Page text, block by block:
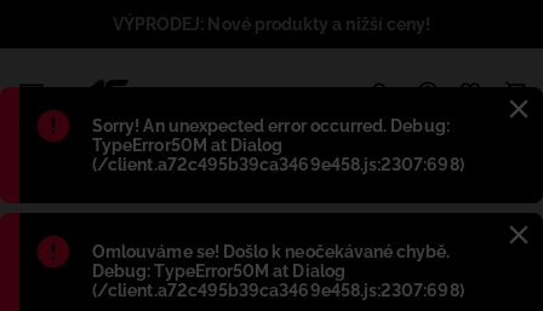
Błąd:
Sorry! An unexpected error occurred. Debug:
TypeError50M at Dialog
(/client.a72c495b39ca3469e458.js:2307:698)
Błąd:
Omlouváme se! Došlo k neočekávané chybě.
Debug: TypeError50M at Dialog
(/client.a72c495b39ca3469e458.js:2307:698)
VÝPRODEJ: Nové produkty a nižší ceny!